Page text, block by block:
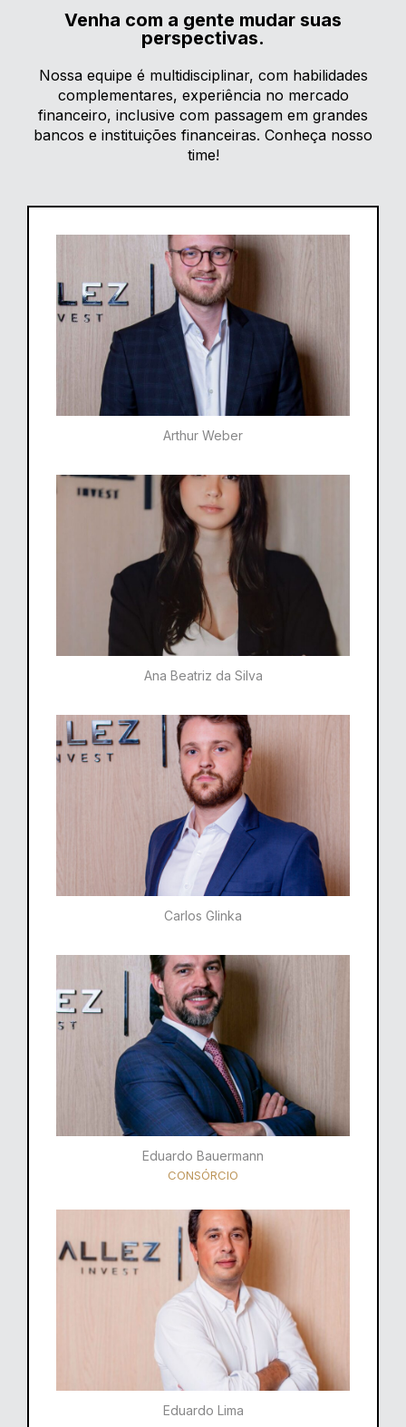
Venha com a gente mudar suas
perspectivas.
Nossa equipe é multidisciplinar, com habilidades
complementares, experiência no mercado
financeiro, inclusive com passagem em grandes
bancos e instituições financeiras. Conheça nosso
time!
Arthur Weber
Ana Beatriz da Silva
Carlos Glinka
Eduardo Bauermann
CONSÓRCIO
Eduardo Lima